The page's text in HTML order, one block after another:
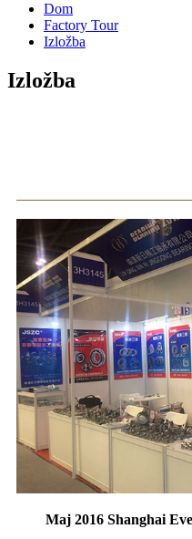
Dom
Factory Tour
Izložba
Izložba
Maj 2016 Shanghai